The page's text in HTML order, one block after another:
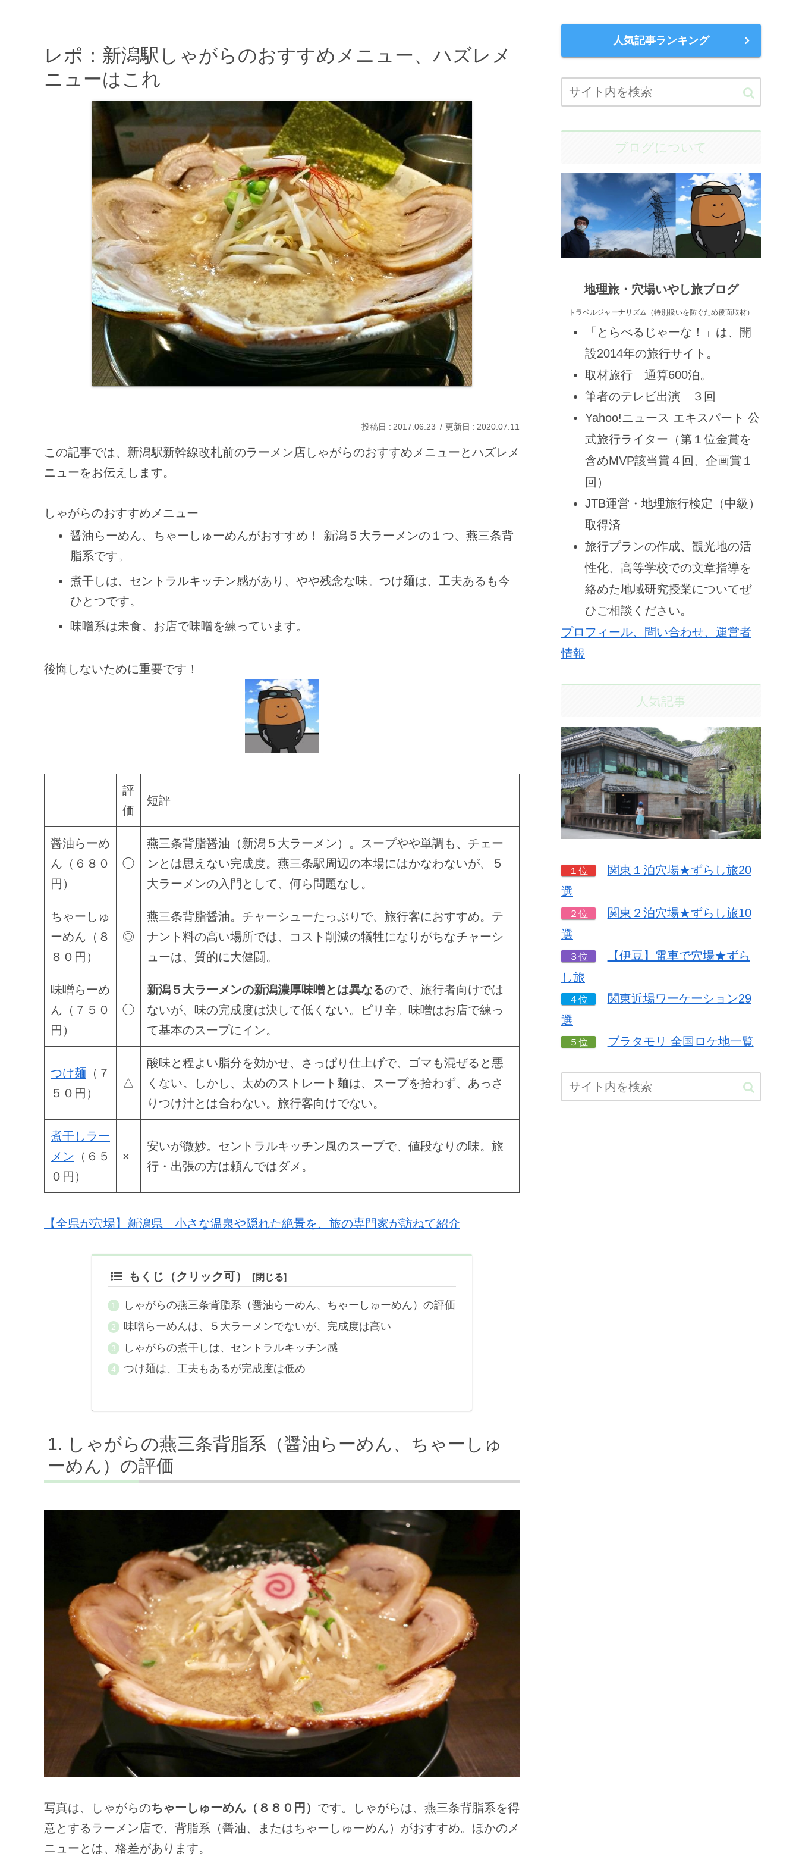
レポ：新潟駅しゃがらのおすすめメニュー、ハズレメ
ニューはこれ
2017.06.23 2020.07.11
この記事では、新潟駅新幹線改札前のラーメン店しゃがらのおすすめメニューとハズレメ
ニューをお伝えします。
しゃがらのおすすめメニュー
醤油らーめん、ちゃーしゅーめんがおすすめ！ 新潟５大ラーメンの１つ、燕三条背
脂系です。
煮干しは、セントラルキッチン感があり、やや残念な味。つけ麺は、工夫あるも今
ひとつです。
味噌系は未食。お店で味噌を練っています。
後悔しないために重要です！
評
価
短評
醤油らーめ
ん（６８０
円）
◯
燕三条背脂醤油（新潟５大ラーメン）。スープやや単調も、チェー
ンとは思えない完成度。燕三条駅周辺の本場にはかなわないが、５
大ラーメンの入門として、何ら問題なし。
ちゃーしゅ
ーめん（８
８０円）
◎
燕三条背脂醤油。チャーシューたっぷりで、旅行客におすすめ。テ
ナント料の高い場所では、コスト削減の犠牲になりがちなチャーシ
ューは、質的に大健闘。
味噌らーめ
ん（７５０
円）
◯
新潟５大ラーメンの新潟濃厚味噌とは異なるので、旅行者向けでは
ないが、味の完成度は決して低くない。ピリ辛。味噌はお店で練っ
て基本のスープにイン。
つけ麺 （７
５０円）
△
酸味と程よい脂分を効かせ、さっぱり仕上げで、ゴマも混ぜると悪
くない。しかし、太めのストレート麺は、スープを拾わず、あっさ
りつけ汁とは合わない。旅行客向けでない。
煮干しラー
メン （６５
０円）
×
安いが微妙。セントラルキッチン風のスープで、値段なりの味。旅
行・出張の方は頼んではダメ。
【全県が穴場】新潟県 小さな温泉や隠れた絶景を、旅の専門家が訪ねて紹介
もくじ（クリック可）
しゃがらの燕三条背脂系（醤油らーめん、ちゃーしゅーめん）の評価
味噌らーめんは、５大ラーメンでないが、完成度は高い
しゃがらの煮干しは、セントラルキッチン感
つけ麺は、工夫もあるが完成度は低め
しゃがらの燕三条背脂系（醤油らーめん、ちゃーしゅ
ーめん）の評価
写真は、しゃがらのちゃーしゅーめん（８８０円） です。しゃがらは、燕三条背脂系を得
意とするラーメン店で、背脂系（醤油、またはちゃーしゅーめん）がおすすめ。ほかのメ
ニューとは、格差があります。
人気記事ランキング
ブログについて
地理旅・穴場いやし旅ブログ
トラベルジャーナリズム（特別扱いを防ぐため覆面取材）
「とらべるじゃーな！」は、開
設2014年の旅行サイト。
取材旅行 通算600泊。
筆者のテレビ出演 ３回
Yahoo!ニュース エキスパート 公
式旅行ライター（第１位金賞を
含めMVP該当賞４回、企画賞１
回）
JTB運営・地理旅行検定（中級）
取得済
旅行プランの作成、観光地の活
性化、高等学校での文章指導を
絡めた地域研究授業についてぜ
ひご相談ください。
プロフィール、問い合わせ、運営者
情報
人気記事
１位
関東１泊穴場★ずらし旅20
選
２位
関東２泊穴場★ずらし旅10
選
３位
【伊豆】電車で穴場★ずら
し旅
４位
関東近場ワーケーション29
選
５位 ブラタモリ 全国ロケ地一覧